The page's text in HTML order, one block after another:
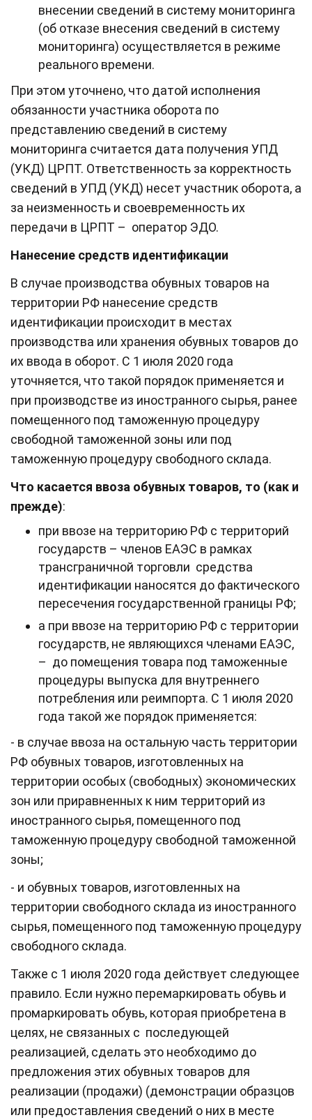
внесении сведений в систему мониторинга
(об отказе внесения сведений в систему
мониторинга) осуществляется в режиме
реального времени.
При этом уточнено, что датой исполнения
обязанности участника оборота по
представлению сведений в систему
мониторинга считается дата получения УПД
(УКД) ЦРПТ. Ответственность за корректность
сведений в УПД (УКД) несет участник оборота, а
за неизменность и своевременность их
передачи в ЦРПТ – оператор ЭДО.
Нанесение средств идентификации
В случае производства обувных товаров на
территории РФ нанесение средств
идентификации происходит в местах
производства или хранения обувных товаров до
их ввода в оборот. С 1 июля 2020 года
уточняется, что такой порядок применяется и
при производстве из иностранного сырья, ранее
помещенного под таможенную процедуру
свободной таможенной зоны или под
таможенную процедуру свободного склада.
Что касается ввоза обувных товаров, то (как и
прежде):
при ввозе на территорию РФ с территорий
государств – членов ЕАЭС в рамках
трансграничной торговли средства
идентификации наносятся до фактического
пересечения государственной границы РФ;
а при ввозе на территорию РФ с территории
государств, не являющихся членами ЕАЭС,
– до помещения товара под таможенные
процедуры выпуска для внутреннего
потребления или реимпорта. С 1 июля 2020
года такой же порядок применяется:
- в случае ввоза на остальную часть территории
РФ обувных товаров, изготовленных на
территории особых (свободных) экономических
зон или приравненных к ним территорий из
иностранного сырья, помещенного под
таможенную процедуру свободной таможенной
зоны;
- и обувных товаров, изготовленных на
территории свободного склада из иностранного
сырья, помещенного под таможенную процедуру
свободного склада.
Также с 1 июля 2020 года действует следующее
правило. Если нужно перемаркировать обувь и
промаркировать обувь, которая приобретена в
целях, не связанных с последующей
реализацией, сделать это необходимо до
предложения этих обувных товаров для
реализации (продажи) (демонстрации образцов
или предоставления сведений о них в месте